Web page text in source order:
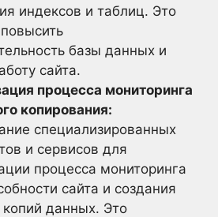
индексов и таблиц. Это
базы данных и
сайта.
процесса мониторинга
копирования:
специализированных
и сервисов для
процесса мониторинга
сайта и создания
данных. Это